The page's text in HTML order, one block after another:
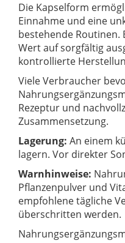
Die Kapselform
Einnahme und eine
bestehende
Wert auf sorgfältig
kontrollierte
Viele Verbraucher
Rezeptur und
Zusammensetzung.
Lagerung: An einem
lagern. Vor direkter
Warnhinweise:
Pflanzenpulver und
empfohlene tägliche
überschritten werden.